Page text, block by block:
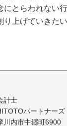
にとらわれない行
り上げていきたい
計士
パートナーズ
川内市中郷町6900